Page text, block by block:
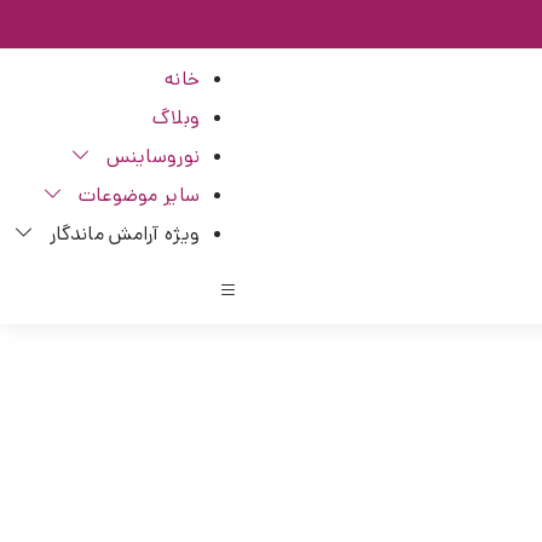
خانه
وبلاگ
نوروساینس
سایر موضوعات
ویژه آرامش ماندگار